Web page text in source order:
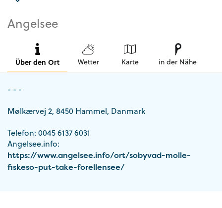
Angelsee
Über den Ort Wetter Karte in der Nähe
- - -
Mølkærvej 2, 8450 Hammel, Danmark
Telefon: 0045 6137 6031
Angelsee.info:
https://www.angelsee.info/ort/sobyvad-molle-
fiskeso-put-take-forellensee/